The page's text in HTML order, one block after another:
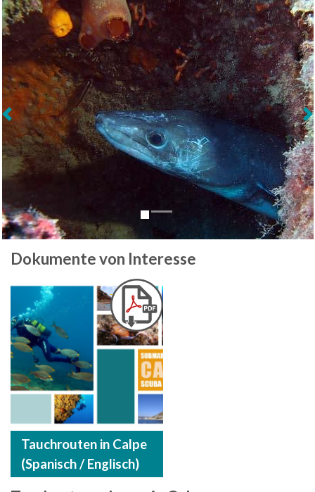
Weiter
Dokumente von Interesse
Tauchrouten in Calpe
(Spanisch / Englisch)